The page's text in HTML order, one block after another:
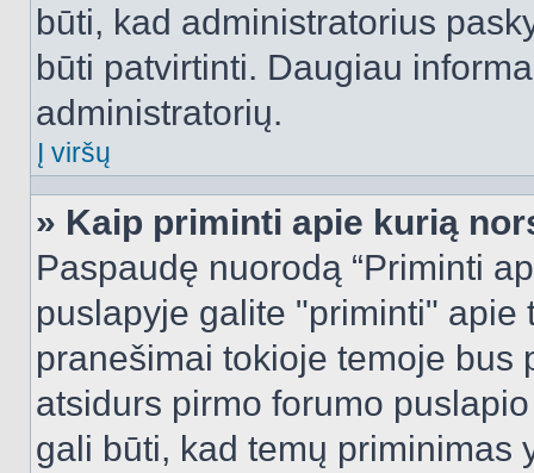
būti, kad administratorius
būti patvirtinti. Daugiau
administratorių.
Į viršų
» Kaip priminti apie kurią
Paspaudę nuorodą “Priminti
puslapyje galite "priminti"
pranešimai tokioje temoje bus
atsidurs pirmo forumo
gali būti, kad temų priminimas